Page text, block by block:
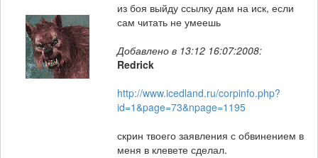
из боя выйду ссылку дам на иск, если
сам читать не умеешь
Добавлено в 13:12 16:07:2008:
Redrick
http://www.icedland.ru/corpinfo.php?
id=1&page=73&npage=1195
скрин твоего заявления с обвинением в
меня в клевете сделал.